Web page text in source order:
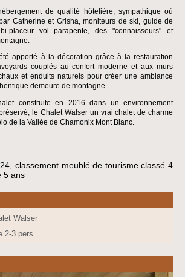
de qualité hôtelière, sympathique où
Catherine et Grisha, moniteurs de ski, guide de
placeur vol parapente, des "connaisseurs" et
apporté à la décoration grâce à la restauration
couplés au confort moderne et aux murs
et enduits naturels pour créer une ambiance
demeure de montagne.
construite en 2016 dans un environnement
le Chalet Walser un vrai chalet de charme
de la Vallée de Chamonix Mont Blanc.
classement meublé de tourisme classé 4
5 ans
Walser
2-3 pers